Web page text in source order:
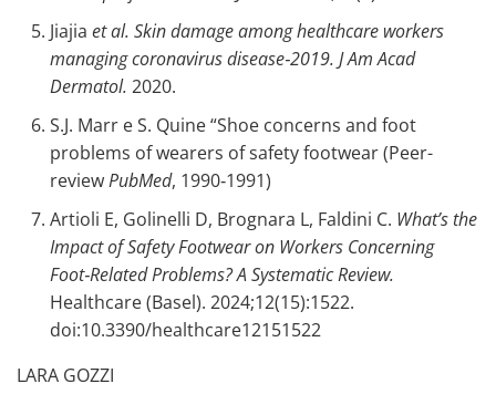
Jiajia et al. Skin damage among healthcare workers
managing coronavirus disease‑2019. J Am Acad
Dermatol. 2020.
S.J. Marr e S. Quine “Shoe concerns and foot
problems of wearers of safety footwear (Peer-
reviewPubMed, 1990‑1991)
Artioli E, Golinelli D, Brognara L, Faldini C. What’s the
Impact of Safety Footwear on Workers Concerning
Foot‑Related Problems? A Systematic Review.
Healthcare (Basel). 2024;12(15):1522.
doi:10.3390/healthcare12151522
LARA GOZZI